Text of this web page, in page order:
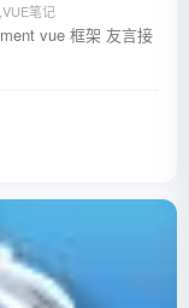
VUE笔记
vue 框架 友言接